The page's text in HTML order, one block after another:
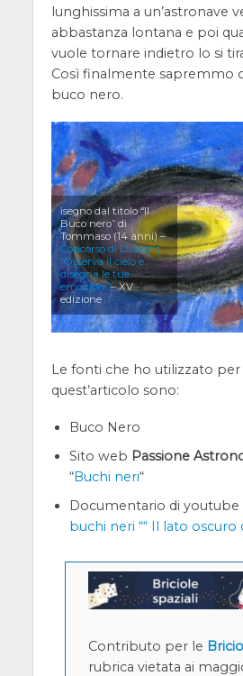
lunghissima a un’astronave
abbastanza lontana e poi
vuole tornare indietro lo si
Così finalmente sapremmo
buco nero.
isegno dal titolo “Il
Buco nero” di
Tommaso (14 anni) –
Concorso di Disegno
“Osserva il cielo e
disegna le tue
emozioni”– XV
edizione
Le fonti che ho utilizzato per
quest’articolo sono:
Buco Nero
Sito web Passione
“Buchi neri“
Documentario di youtube
buchi neri ““ Il lato oscuro
Contributo per le
rubrica vietata ai